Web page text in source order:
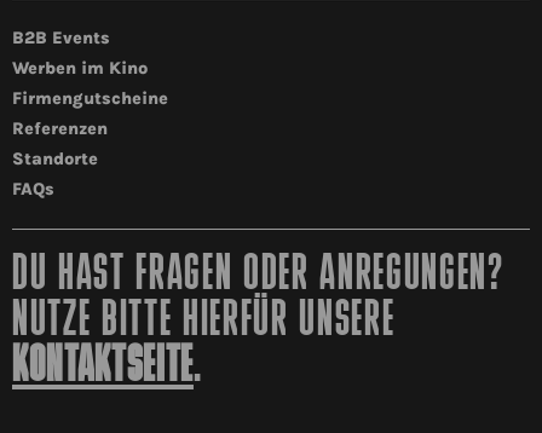
B2B Events
Werben im Kino
Firmengutscheine
Referenzen
Standorte
FAQs
DU HAST FRAGEN ODER ANREGUNGEN?
NUTZE BITTE HIERFÜR UNSERE
KONTAKTSEITE.